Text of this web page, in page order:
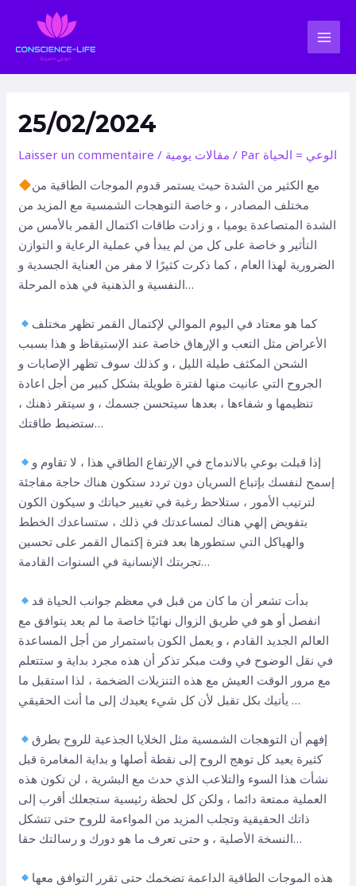
contenu
25/02/2024
Laisser un commentaire / مقالات يومية / Par الوعي = الحياة
مع الكثير من الشدة حيث يستمر قدوم الموجات الطاقية من
مختلف المصادر ، و خاصة التوهجات الشمسية مع المزيد من
الشدة المتصاعدة يوميا ، و زادت طاقات اكتمال القمر بالأمس من
التأثير و خاصة على كل من لم يبدأ في عملية الرعاية و التوازن
الضرورية لهذا العام ، كما ذكرت كثيرًا لا مفر من العناية الجسدية و
النفسية و الذهنية في هذه المرحلة…
كما هو معتاد في اليوم الموالي لإكتمال القمر تظهر مختلف
الأعراض مثل التعب و الإرهاق خاصة عند الإستيقاظ و هذا بسبب
الشحن المكثف طيلة الليل ، و كذلك سوف تظهر الإصابات و
الجروح التي عانيت منها لفترة طويلة بشكل كبير من أجل اعادة
تنظيمها و شفاءها ، بعدها سيتحسن جسمك ، و سيتقر ذهنك ،
ستضبط طاقتك…
إذا قبلت بوعي بالاندماج في الإرتفاع الطاقي هذا ، لا تقاوم و
إسمح لنفسك بإتباع السريان دون تردد ستكون هناك حاجة مفاجئة
لترتيب الأمور ، ستلاحظ رغبة في تغيير حياتك و سيكون الكون
بتفويض إلهي هناك لمساعدتك في ذلك ، ستساعدك الخطط
والهياكل التي ستطورها بعد فترة إكتمال القمر على تحسين
تجربتك الإنسانية في السنوات القادمة…
بدأت تشعر أن ما كان من قبل في معظم جوانب الحياة قد
انفصل أو هو في طريق الزوال نهائيًا خاصة ما لم يعد يتوافق مع
العالم الجديد القادم ، و يعمل الكون باستمرار من أجل المساعدة
في نقل الوضوح في وقت مبكر تذكر أن هذه مجرد بداية و ستتعلم
مع مرور الوقت العيش مع هذه التنزيلات الضخمة ، لذا استقبل ما
يأتيك بكل تقبل لأن كل شيء يعيدك إلى ما أنت الحقيقي …
إفهم أن التوهجات الشمسية مثل الخلايا الجذعية للروح بطرق
كثيرة يعيد كل توهج الروح إلى نقطة أصلها و بداية المغامرة قبل
نشأت هذا السوء والتلاعب الذي حدث مع البشرية ، لن تكون هذه
العملية ممتعة دائما ، ولكن كل لحظة رئيسية ستجعلك أقرب إلى
ذاتك الحقيقية وتجلب المزيد من المواءمة للروح حتى تتشكل
النسخة الأصلية ، و حتى تعرف ما هو دورك و رسالتك حقا…
هذه الموجات الطاقية الداعمة تضخمك حتى تقرر التوافق معها
Navigation
articles